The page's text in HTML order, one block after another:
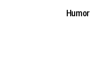
Humor